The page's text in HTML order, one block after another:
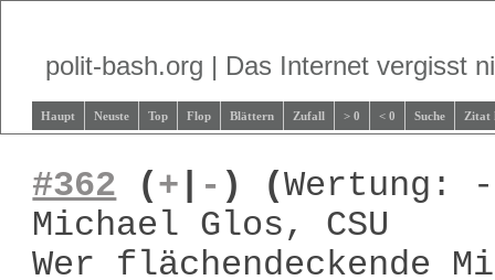
polit-bash.org | Das Internet vergisst
Haupt Neuste Top Flop Blättern Zufall > 0 < 0 Suche Zitat
#362 (+ - ) (Wertung: -
Michael Glos, CSU
Wer flächendeckende